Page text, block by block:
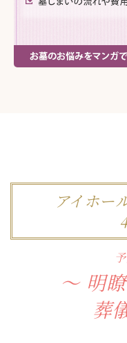
アイホー
明
葬